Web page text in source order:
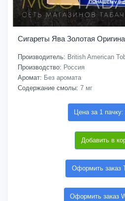
Сигареты Ява Золотая
Производитель: British American
Производство: Россия
Аромат: Без аромата
Содержание смолы: 7 мг
Цена за 1
Добавить в
Оформить заказ
Оформить заказ